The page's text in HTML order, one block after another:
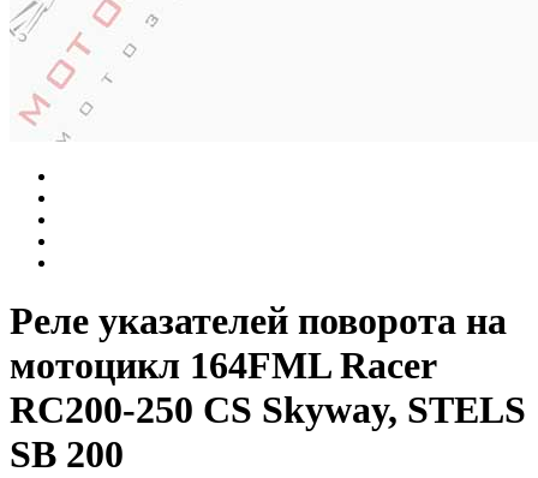
Реле указателей поворота на
мотоцикл 164FML Racer
RC200-250 CS Skyway, STELS
SB 200